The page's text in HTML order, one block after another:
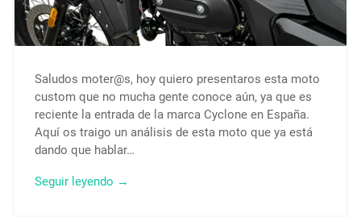
Saludos moter@s, hoy quiero presentaros esta moto
custom que no mucha gente conoce aún, ya que es
reciente la entrada de la marca Cyclone en España.
Aquí os traigo un análisis de esta moto que ya está
dando que hablar…
Seguir leyendo →